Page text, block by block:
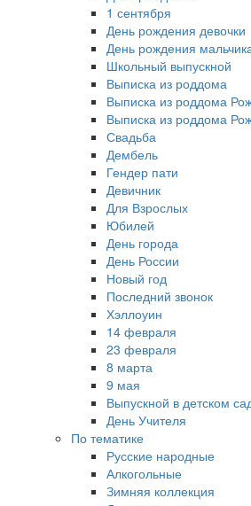
1 сентября
День рождения девочки
День рождения
Школьный выпускной
Выписка из роддома
Выписка из роддома
Выписка из роддома
Свадьба
Дембель
Гендер пати
Девичник
Для Взрослых
Юбилей
День города
День России
Новый год
Последний звонок
Хэллоуин
14 февраля
23 февраля
8 марта
9 мая
Выпускной в детском
День Учителя
По тематике
Русские народные
Алкогольные
Зимняя коллекция